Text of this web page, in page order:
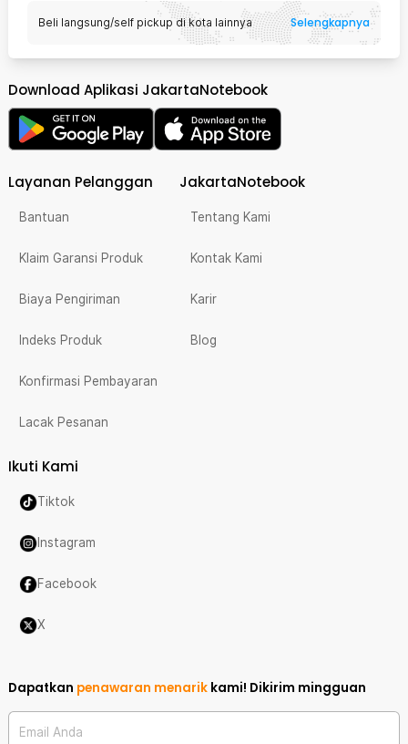
Beli langsung/self pickup di kota lainnya Selengkapnya
Download Aplikasi JakartaNotebook
Layanan Pelanggan
Bantuan
Klaim Garansi Produk
Biaya Pengiriman
Indeks Produk
Konfirmasi Pembayaran
Lacak Pesanan
JakartaNotebook
Tentang Kami
Kontak Kami
Karir
Blog
Ikuti Kami
Tiktok
Instagram
Facebook
X
Dapatkan penawaran menarik kami! Dikirim mingguan
Email Anda